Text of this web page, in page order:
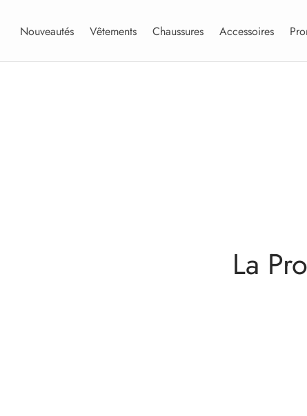
Nouveautés Vêtements Chaussures Accessoires
La